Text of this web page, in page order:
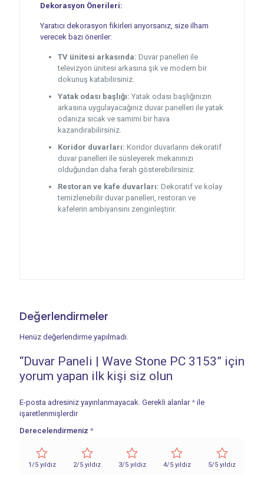
Dekorasyon Önerileri:
Yaratıcı dekorasyon fikirleri arıyorsanız, size ilham
verecek bazı öneriler:
TV ünitesi arkasında: Duvar panelleri ile
televizyon ünitesi arkasına şık ve modern bir
dokunuş katabilirsiniz.
Yatak odası başlığı: Yatak odası başlığınızın
arkasına uygulayacağınız duvar panelleri ile yatak
odanıza sıcak ve samimi bir hava
kazandırabilirsiniz.
Koridor duvarları: Koridor duvarlarını dekoratif
duvar panelleri ile süsleyerek mekanınızı
olduğundan daha ferah gösterebilirsiniz.
Restoran ve kafe duvarları: Dekoratif ve kolay
temizlenebilir duvar panelleri, restoran ve
kafelerin ambiyansını zenginleştirir.
Değerlendirmeler
Henüz değerlendirme yapılmadı.
“Duvar Paneli | Wave Stone PC 3153” için
yorum yapan ilk kişi siz olun
E-posta adresiniz yayınlanmayacak. Gerekli alanlar * ile
işaretlenmişlerdir
Derecelendirmeniz *
1/5 yıldız 2/5 yıldız 3/5 yıldız 4/5 yıldız 5/5 yıldız